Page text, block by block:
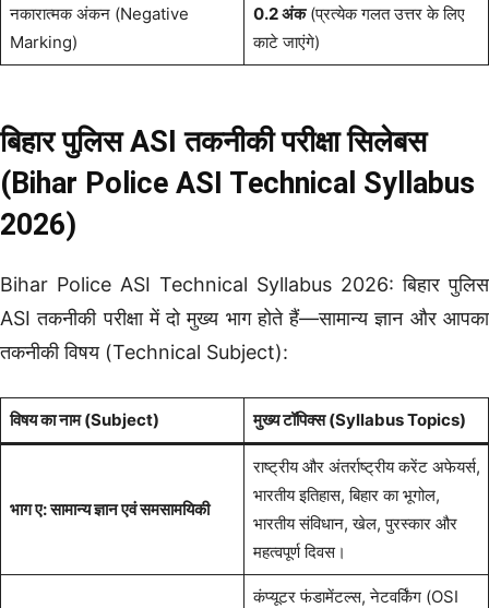
नकारात्मक अंकन (Negative
Marking)
0.2 अंक(प्रत्येक गलत उत्तर के लिए
काटे जाएंगे)
बिहार पुलिस ASI तकनीकी परीक्षा सिलेबस
(Bihar Police ASI Technical Syllabus
2026)
Bihar Police ASI Technical Syllabus 2026: बिहार पुलिस
ASI तकनीकी परीक्षा में दो मुख्य भाग होते हैं—सामान्य ज्ञान और आपका
तकनीकी विषय (Technical Subject):
विषय का नाम (Subject) मुख्य टॉपिक्स (Syllabus Topics)
भाग ए: सामान्य ज्ञान एवं समसामयिकी
राष्ट्रीय और अंतर्राष्ट्रीय करेंट अफेयर्स,
भारतीय इतिहास, बिहार का भूगोल,
भारतीय संविधान, खेल, पुरस्कार और
महत्वपूर्ण दिवस।
कंप्यूटर फंडामेंटल्स, नेटवर्किंग (OSI